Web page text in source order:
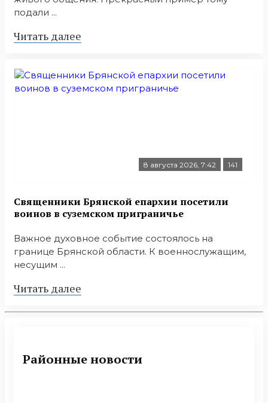
подали ...
Читать далее
8 августа 2026, 7:42 141
Священники Брянской епархии посетили
воинов в суземском приграничье
Важное духовное событие состоялось на
границе Брянской области. К военнослужащим,
несущим ...
Читать далее
Районные новости